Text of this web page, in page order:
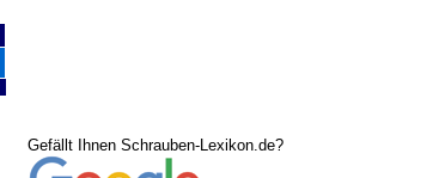
Gefällt Ihnen Schrauben-Lexikon.de?